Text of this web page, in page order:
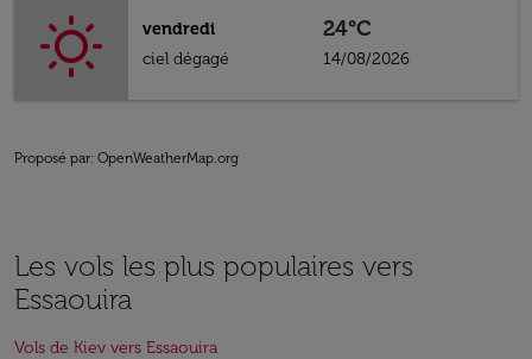
vendredi
ciel dégagé
24°C
14/08/2026
Proposé par: OpenWeatherMap.org
Les vols les plus populaires vers
Essaouira
Vols de Kiev vers Essaouira